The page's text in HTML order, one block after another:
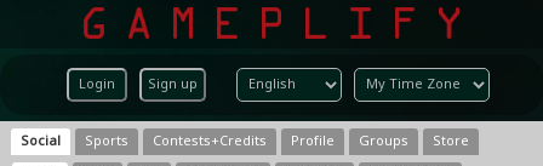
Login Sign up
Social Sports Contests+Credits Profile Groups
Store